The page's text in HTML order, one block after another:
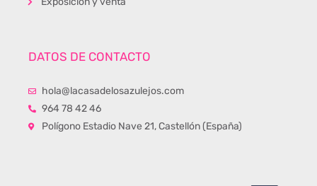
DATOS DE CONTACTO
hola@lacasadelosazulejos.com
964 78 42 46
Polígono Estadio Nave 21, Castellón (España)